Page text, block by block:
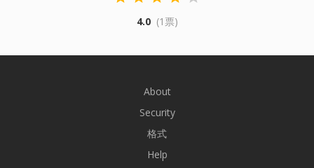
4.0 (1票)
About
Security
格式
Help